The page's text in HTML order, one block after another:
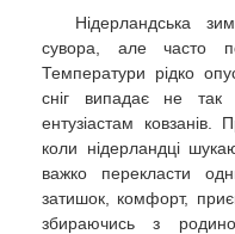
Нідерландська
сувора, але часто
Температури рідко
сніг випадає не так
ентузіастам
коли нідерландці
важко перекласти
затишок, комфорт,
збираючись з